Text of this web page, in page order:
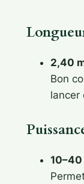
2,40
Bon
lancer
10–40